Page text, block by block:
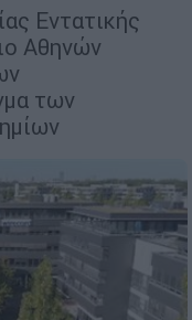
Εντατικής
Αθηνών
των